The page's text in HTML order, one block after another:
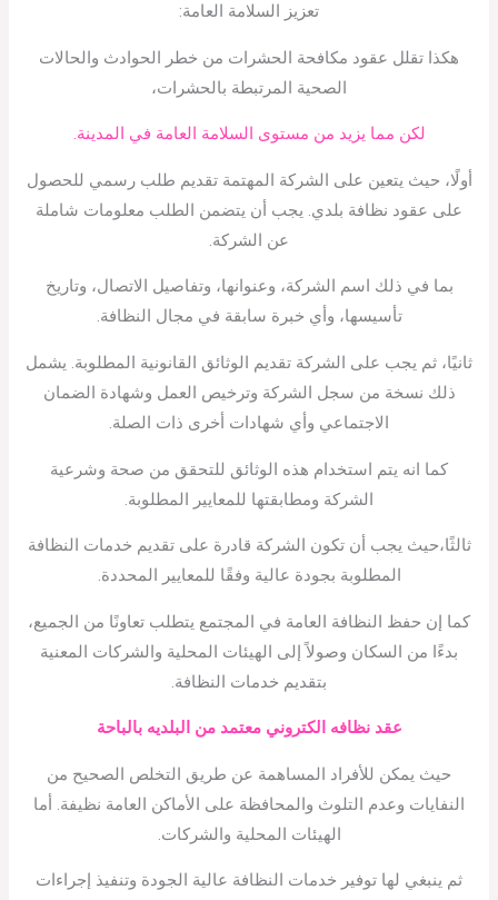
تعزيز السلامة العامة:
هكذا تقلل عقود مكافحة الحشرات من خطر الحوادث والحالات
الصحية المرتبطة بالحشرات،
لكن مما يزيد من مستوى السلامة العامة في المدينة.
أولًا، حيث يتعين على الشركة المهتمة تقديم طلب رسمي للحصول
على عقود نظافة بلدي. يجب أن يتضمن الطلب معلومات شاملة
عن الشركة.
بما في ذلك اسم الشركة، وعنوانها، وتفاصيل الاتصال، وتاريخ
تأسيسها، وأي خبرة سابقة في مجال النظافة.
ثانيًا، ثم يجب على الشركة تقديم الوثائق القانونية المطلوبة. يشمل
ذلك نسخة من سجل الشركة وترخيص العمل وشهادة الضمان
الاجتماعي وأي شهادات أخرى ذات الصلة.
كما انه يتم استخدام هذه الوثائق للتحقق من صحة وشرعية
الشركة ومطابقتها للمعايير المطلوبة.
ثالثًا،حيث يجب أن تكون الشركة قادرة على تقديم خدمات النظافة
المطلوبة بجودة عالية وفقًا للمعايير المحددة.
كما إن حفظ النظافة العامة في المجتمع يتطلب تعاونًا من الجميع،
بدءًا من السكان وصولاً إلى الهيئات المحلية والشركات المعنية
بتقديم خدمات النظافة.
عقد نظافه الكتروني معتمد من البلديه بالباحة
حيث يمكن للأفراد المساهمة عن طريق التخلص الصحيح من
النفايات وعدم التلوث والمحافظة على الأماكن العامة نظيفة. أما
الهيئات المحلية والشركات.
ثم ينبغي لها توفير خدمات النظافة عالية الجودة وتنفيذ إجراءات